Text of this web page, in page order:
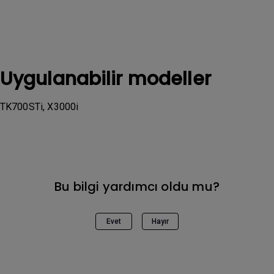
Uygulanabilir modeller
TK700STi, X3000i
Bu bilgi yardımcı oldu mu?
Evet Hayır